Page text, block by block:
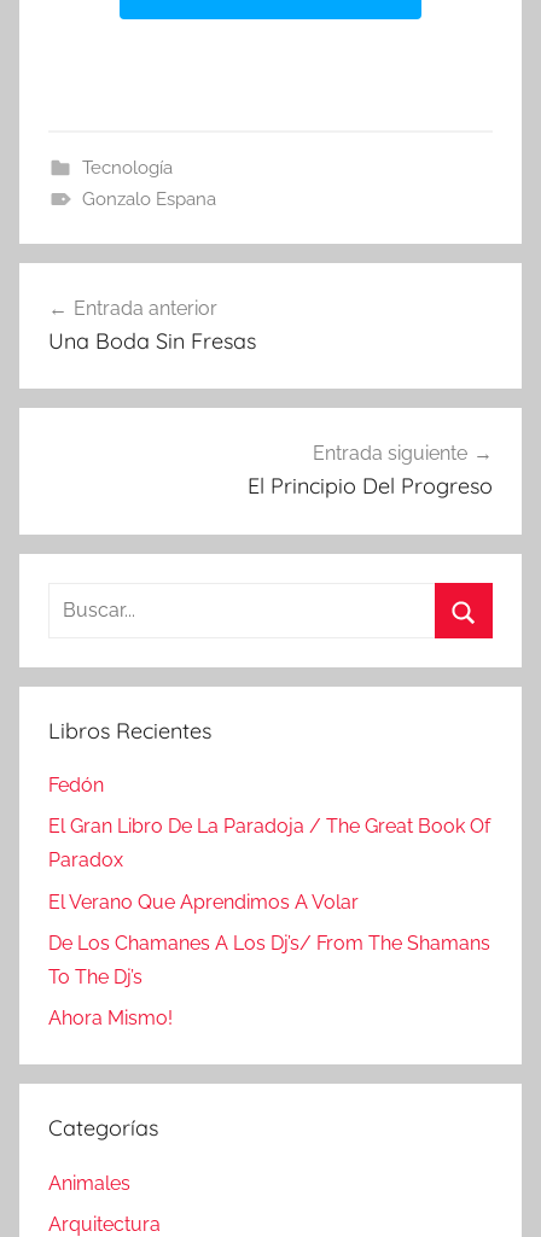
Tecnología
Gonzalo Espana
de
Entrada anterior
Una Boda Sin Fresas
Entrada siguiente
El Principio Del Progreso
Buscar:
Libros Recientes
Fedón
El Gran Libro De La Paradoja / The Great Book Of
Paradox
El Verano Que Aprendimos A Volar
De Los Chamanes A Los Dj’s/ From The Shamans
To The Dj’s
Ahora Mismo!
Categorías
Animales
Arquitectura